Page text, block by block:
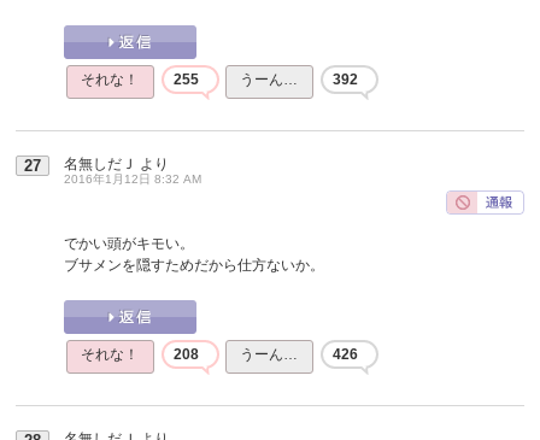
それな！ 255 うーん… 392
27 名無しだＪ より
2016年1月12日 8:32 AM
でかい頭がキモい。
ブサメンを隠すためだから仕方ないか。
それな！ 208 うーん… 426